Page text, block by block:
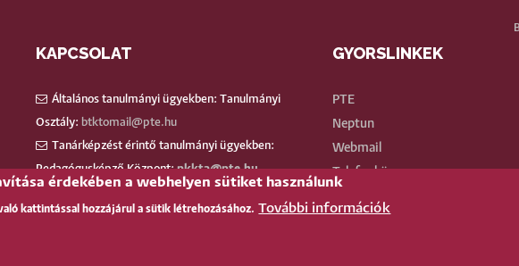
KAPCSOLAT
Általános tanulmányi ügyekben: Tanulmányi
Osztály: btktomail@pte.hu
Tanárképzést érintő tanulmányi ügyekben:
Pedagógusképző Központ:pkkta@pte.hu
Egyéb általános ügyekben:
H-7624 Pécs, Ifjúság útja 6.
GYORSLINKEK
PTE
Neptun
Webmail
Telefonkönyv
érdekében a webhelyen sütiket használunk
kattintással hozzájárul a sütik létrehozásához. További információk